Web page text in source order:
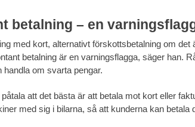
betalning – en
med kort, alternativt förskottsbetalning om
betalning är en varningsflagga, säger han.
handla om svarta pengar.
att det bästa är att betala mot kort eller
med sig i bilarna, så att kunderna kan betala